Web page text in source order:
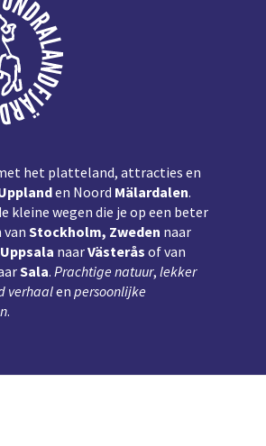
het platteland, attracties en
en Noord Mälardalen.
kleine wegen die je op een beter
van Stockholm, Zweden naar
Uppsala naarVästerås of van
Sala. Prachtige natuur, lekker
verhaalen persoonlijke
.